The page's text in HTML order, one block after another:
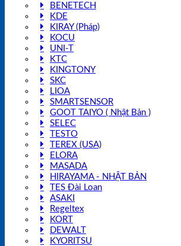
BENETECH
KDE
KIRAY (Pháp)
KOCU
UNI-T
KTC
KINGTONY
SKC
LIOA
SMARTSENSOR
GOOT TAIYO ( Nhật Bản )
SELEC
TESTO
TEREX (USA)
ELORA
MASADA
HIRAYAMA - NHẬT BẢN
TES Đài Loan
ASAKI
Regeltex
KORT
DEWALT
KYORITSU